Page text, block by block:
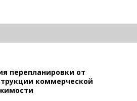
перепланировки от
коммерческой